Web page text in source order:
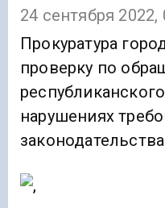
24 сентября
Прокуратура
проверку по
нарушениях